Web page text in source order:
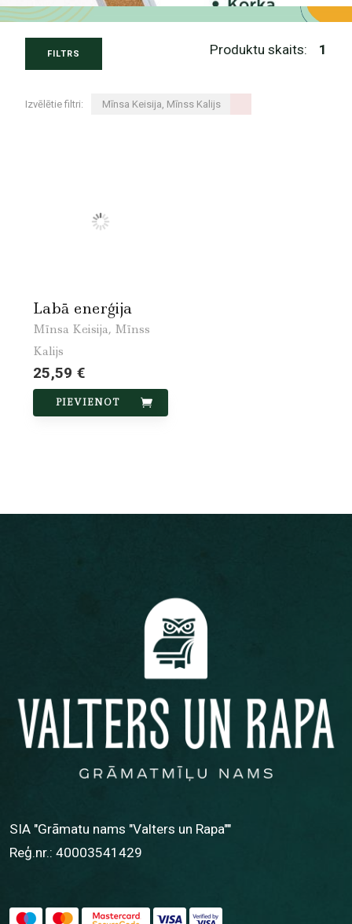
FILTRS Produktu skaits: 1
Izvēlētie filtri: Mīnsa Keisija, Mīnss Kalijs
Labā enerģija
Mīnsa Keisija, Mīnss
Kalijs
25,59 €
PIEVIENOT
SIA "Grāmatu nams "Valters un Rapa""
Reģ.nr.: 40003541429